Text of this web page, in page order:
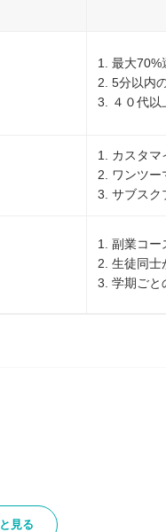
1. 最大70%
2. 5分以内
3. ４０代以
1. カスタマ
2. ワンツー
3. サブスク
1. 副業コー
2. 生徒同士
3. 学期ごと
見る